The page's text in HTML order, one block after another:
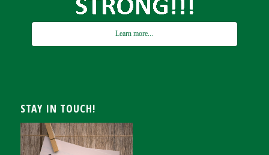
Learn more...
STAY IN TOUCH!